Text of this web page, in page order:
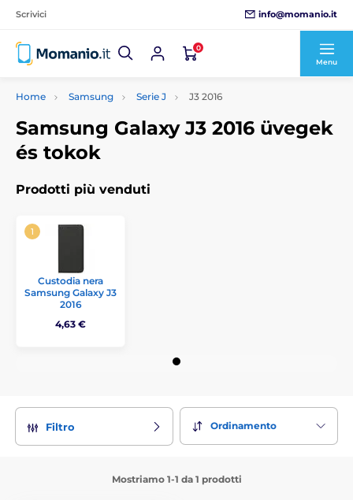
Scrivici info@momanio.it
0
Menu
Home Samsung Serie J J3 2016
Samsung Galaxy J3 2016 üvegek
és tokok
Prodotti più venduti
Custodia nera
Samsung Galaxy J3
2016
4,63 €
Filtro Ordinamento
Mostriamo 1-1 da 1 prodotti